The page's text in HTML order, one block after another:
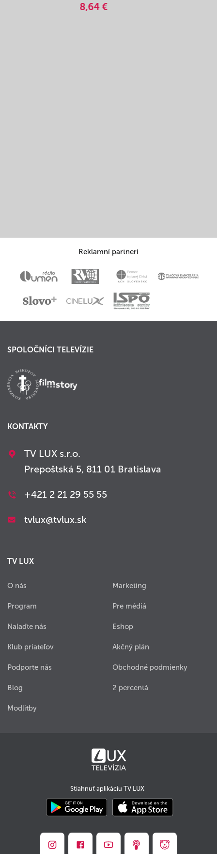
8,64 €
Reklamní partneri
SPOLOČNÍCI TELEVÍZIE
KONTAKTY
TV LUX s.r.o.
Prepoštská 5, 811 01 Bratislava
+421 2 21 29 55 55
tvlux@tvlux.sk
TV LUX
O nás
Program
Nalaďte nás
Klub priateľov
Podporte nás
Blog
Modlitby
Marketing
Pre médiá
Eshop
Akčný plán
Obchodné podmienky
2 percentá
Stiahnuť aplikáciu TV LUX